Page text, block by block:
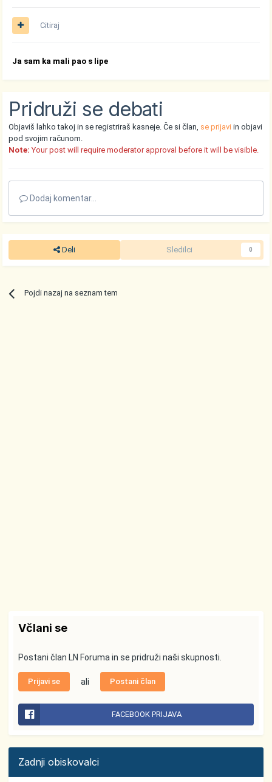
Citiraj
Ja sam ka mali pao s lipe
Pridruži se debati
Objaviš lahko takoj in se registriraš kasneje. Če si član, se prijavi in objavi
pod svojim računom.
Note: Your post will require moderator approval before it will be visible.
Dodaj komentar...
Deli Sledilci 0
Pojdi nazaj na seznam tem
Včlani se
Postani član LN Foruma in se pridruži naši skupnosti.
Prijavi se ali Postani član
FACEBOOK PRIJAVA
Zadnji obiskovalci